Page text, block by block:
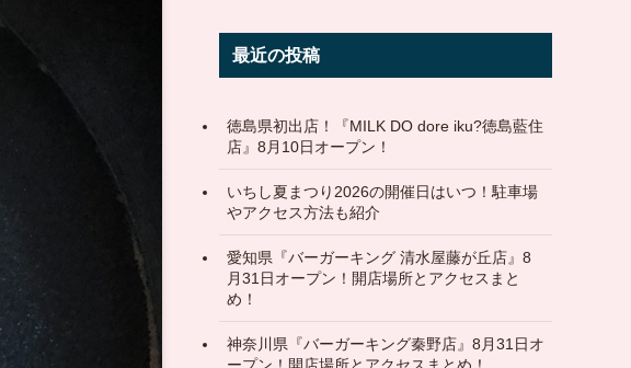
最近の投稿
徳島県初出店！『MILK DO dore iku?徳島藍住
店』8月10日オープン！
いちし夏まつり2026の開催日はいつ！駐車場
やアクセス方法も紹介
愛知県『バーガーキング 清水屋藤が丘店』8
月31日オープン！開店場所とアクセスまと
め！
神奈川県『バーガーキング秦野店』8月31日オ
ープン！開店場所とアクセスまとめ！